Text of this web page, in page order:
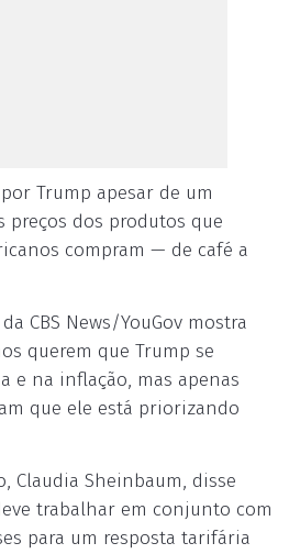
Trump apesar de um
preços dos produtos que
compram — de café a
CBS News/YouGov mostra
querem que Trump se
e na inflação, mas apenas
que ele está priorizando
Claudia Sheinbaum, disse
trabalhar em conjunto com
para um resposta tarifária